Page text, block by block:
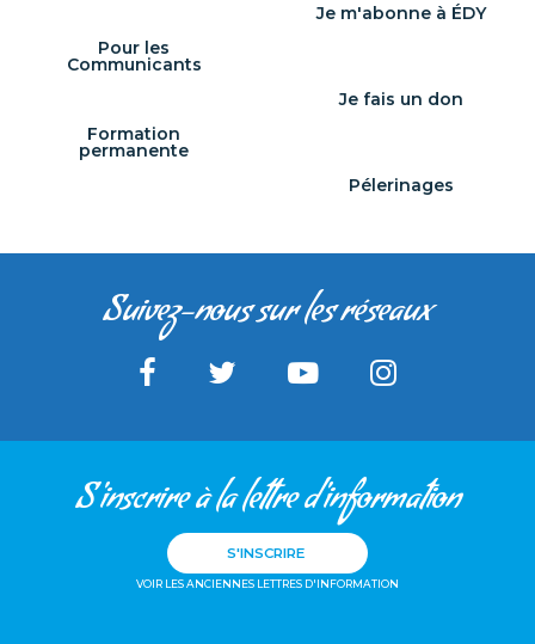
Je m'abonne à ÉDY
Pour les
Communicants
Je fais un don
Formation
permanente
Pélerinages
Suivez-nous sur les réseaux
S'inscrire à la lettre d'information
S'INSCRIRE
VOIR LES ANCIENNES LETTRES D'INFORMATION